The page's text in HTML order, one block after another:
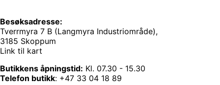
Besøksadresse:
Tverrmyra 7 B (Langmyra Industriområde),
3185 Skoppum
Link til kart
Butikkens åpningstid: Kl. 07.30 - 15.30
Telefon butikk: +47 33 04 18 89